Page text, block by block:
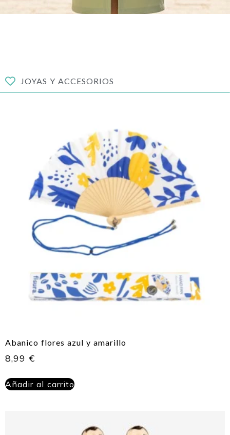
JOYAS Y ACCESORIOS
Abanico flores azul y amarillo
8,99 €
Añadir al carrito